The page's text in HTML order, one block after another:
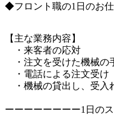
◆フロント職の1日のお
【主な業務内容】
・来客者の応対
・注文を受けた機械の
・電話による注文受け
・機械の貸出し、受入
ーーーーーーーー1日の